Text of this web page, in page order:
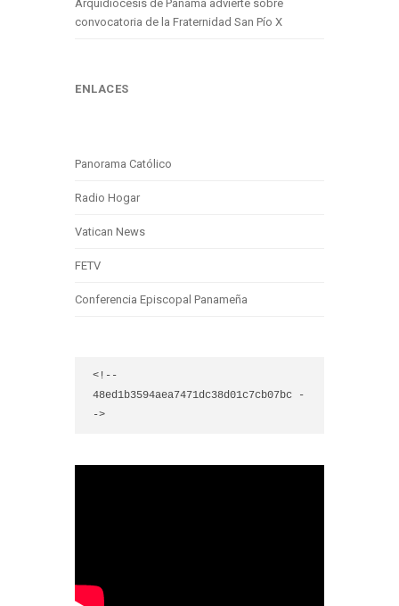
Arquidiócesis de Panamá advierte sobre
convocatoria de la Fraternidad San Pío X
ENLACES
Panorama Católico
Radio Hogar
Vatican News
FETV
Conferencia Episcopal Panameña
<!--
48ed1b3594aea7471dc38d01c7cb07bc -
->